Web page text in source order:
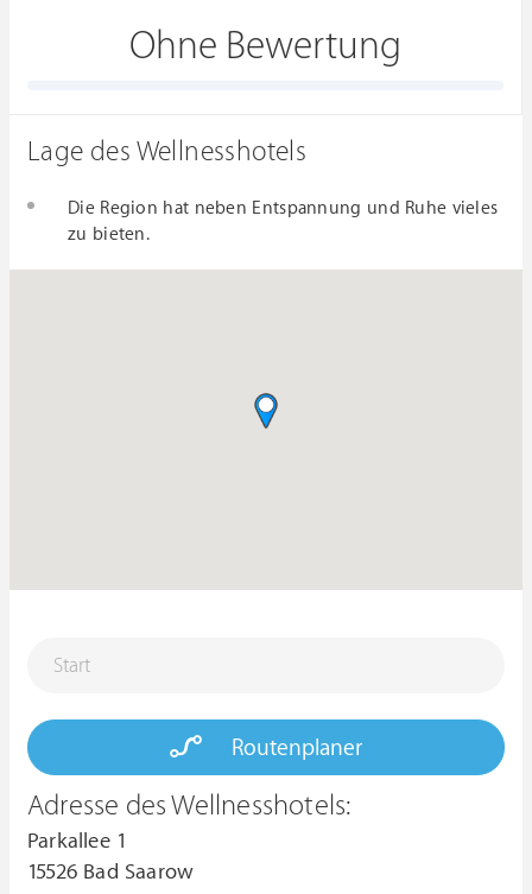
Ohne Bewertung
Lage des Wellnesshotels
Die Region hat neben Entspannung und Ruhe vieles
zu bieten.
Routenplaner
Adresse des Wellnesshotels:
Parkallee 1
15526 Bad Saarow